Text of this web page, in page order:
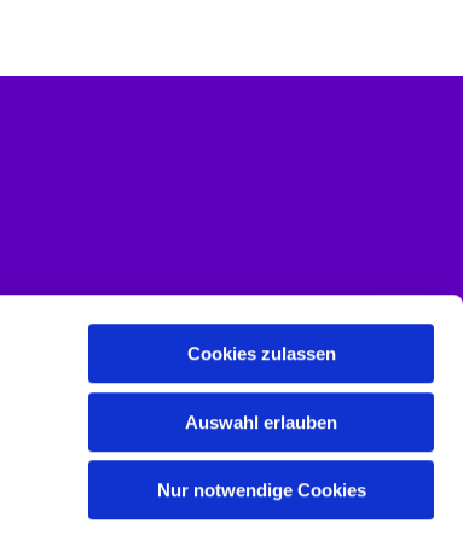
Cookies zulassen
Auswahl erlauben
Nur notwendige Cookies